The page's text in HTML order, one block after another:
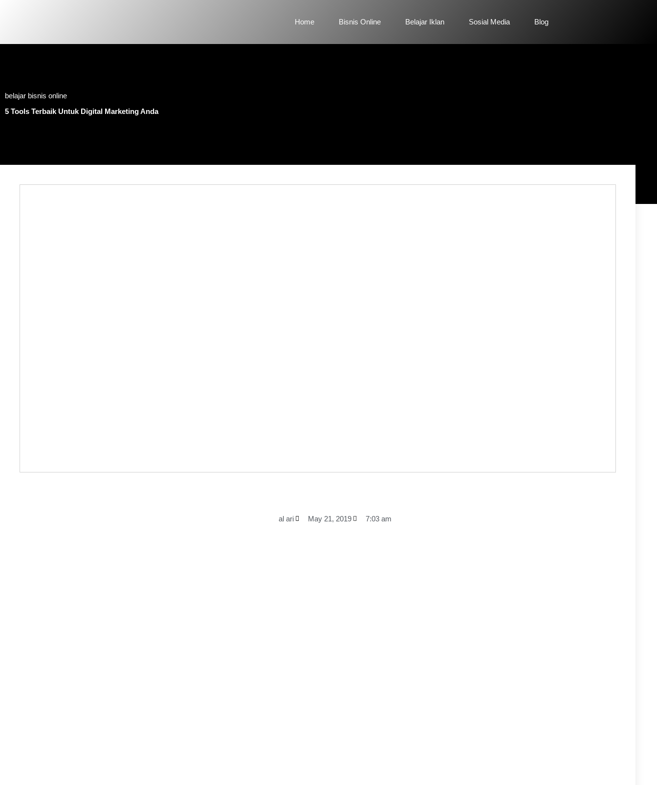
Home Bisnis Online Belajar Iklan Sosial Media Blog
belajar bisnis online
5 Tools Terbaik Untuk Digital Marketing Anda
al ari May 21, 2019 7:03 am